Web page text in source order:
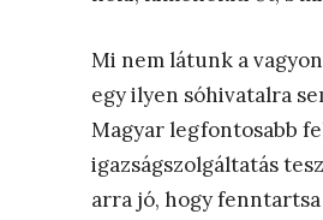
Mi nem látunk a
egy ilyen sóhivatalra
Magyar legfontosabb
igazságszolgáltatás
arra jó, hogy